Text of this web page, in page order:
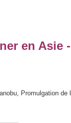
en
Promulgation